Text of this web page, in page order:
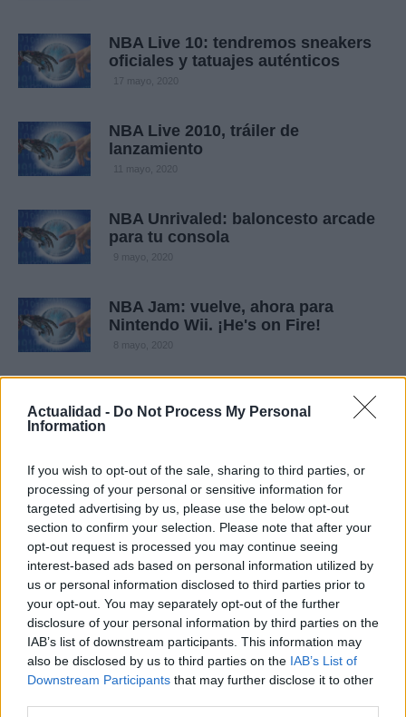
Actualidad - Do Not Process My Personal
Information
If you wish to opt-out of the sale, sharing to third parties, or
processing of your personal or sensitive information for
targeted advertising by us, please use the below opt-out
section to confirm your selection. Please note that after your
opt-out request is processed you may continue seeing
interest-based ads based on personal information utilized by
us or personal information disclosed to third parties prior to
your opt-out. You may separately opt-out of the further
disclosure of your personal information by third parties on the
IAB’s list of downstream participants. This information may
also be disclosed by us to third parties on the IAB’s List of
Downstream Participants that may further disclose it to other
NBA Live 10: tendremos sneakers
oficiales y tatuajes auténticos
17 mayo, 2020
NBA Live 2010, tráiler de
lanzamiento
11 mayo, 2020
NBA Unrivaled: baloncesto arcade
para tu consola
9 mayo, 2020
NBA Jam: vuelve, ahora para
Nintendo Wii. ¡He's on Fire!
8 mayo, 2020
NBA Jam Wii, nuevas imágenes del
baloncesto más divertido
NBA Jam Wii: primer teaser con el
Boom Shaka Laka de protagonista
NBA Jam: más imágenes, más
detalles y más polémica
5 mayo, 2020
NBA Jam Wii: filtrado vídeo ingame
y entrevista con sus creadores